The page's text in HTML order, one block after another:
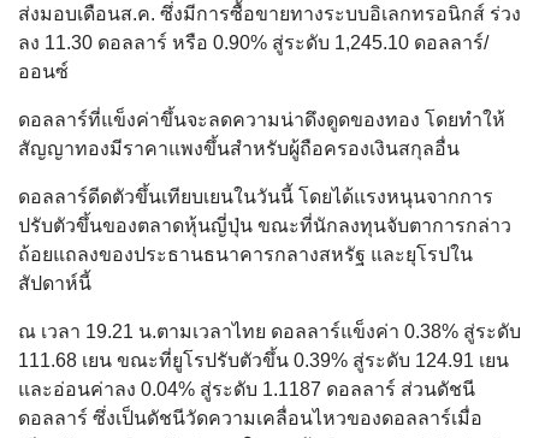
ส่งมอบเดือนส.ค. ซึ่งมีการซื้อขายทางระบบอิเลกทรอนิกส์ ร่วง
ลง 11.30 ดอลลาร์ หรือ 0.90% สู่ระดับ 1,245.10 ดอลลาร์/
ออนซ์
ดอลลาร์ที่แข็งค่าขึ้นจะลดความน่าดึงดูดของทอง โดยทำให้
สัญญาทองมีราคาแพงขึ้นสำหรับผู้ถือครองเงินสกุลอื่น
ดอลลาร์ดีดตัวขึ้นเทียบเยนในวันนี้ โดยได้แรงหนุนจากการ
ปรับตัวขึ้นของตลาดหุ้นญี่ปุ่น ขณะที่นักลงทุนจับตาการกล่าว
ถ้อยแถลงของประธานธนาคารกลางสหรัฐ และยุโรปใน
สัปดาห์นี้
ณ เวลา 19.21 น.ตามเวลาไทย ดอลลาร์แข็งค่า 0.38% สู่ระดับ
111.68 เยน ขณะที่ยูโรปรับตัวขึ้น 0.39% สู่ระดับ 124.91 เยน
และอ่อนค่าลง 0.04% สู่ระดับ 1.1187 ดอลลาร์ ส่วนดัชนี
ดอลลาร์ ซึ่งเป็นดัชนีวัดความเคลื่อนไหวของดอลลาร์เมื่อ